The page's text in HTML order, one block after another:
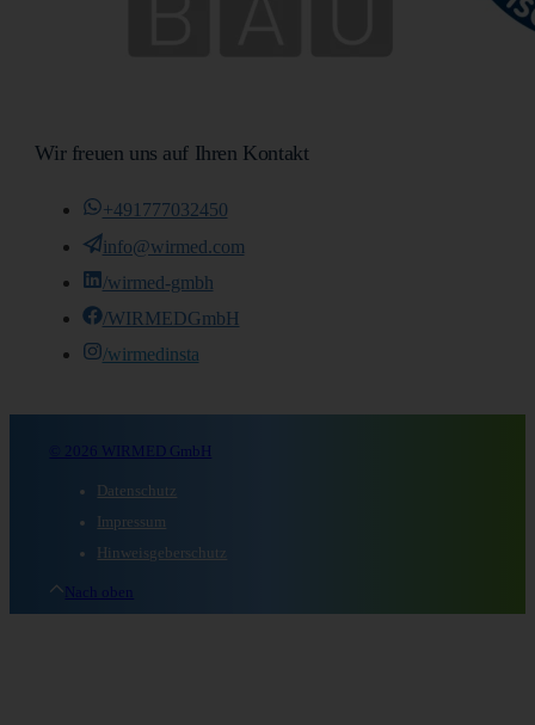
Wir freuen uns auf Ihren Kontakt
+491777032450
info@wirmed.com
/wirmed-gmbh
/WIRMEDGmbH
/wirmedinsta
© 2026 WIRMED GmbH
Datenschutz
Impressum
Hinweisgeberschutz
Nach oben